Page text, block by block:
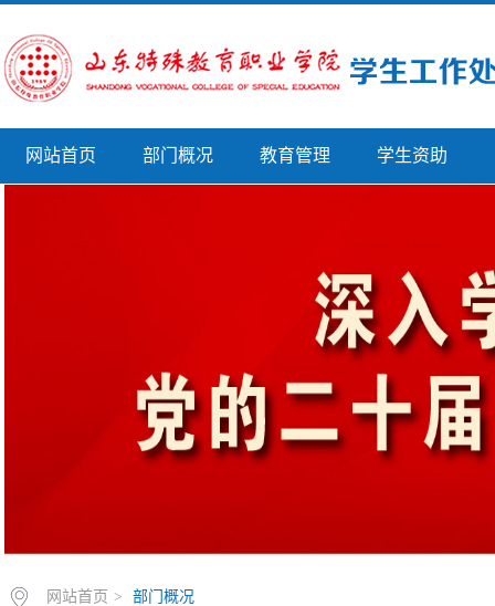
网站首页 部门概况 教育管理 学生资助
网站首页 > 部门概况